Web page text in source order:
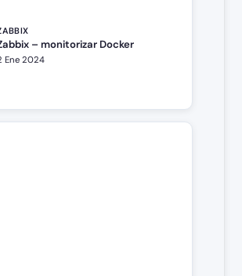
– monitorizar Docker
Ene 2024